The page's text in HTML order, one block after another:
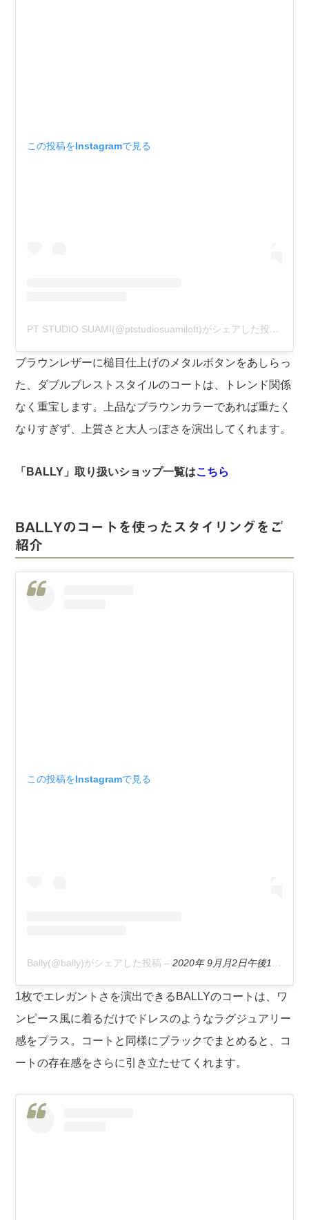
この投稿をInstagramで見る
PT STUDIO SUAMI(@ptstudiosuamiloft)がシェアした投稿
ブラウンレザーに槌目仕上げのメタルボタンをあしらっ
た、ダブルブレストスタイルのコートは、トレンド関係
なく重宝します。上品なブラウンカラーであれば重たく
なりすぎず、上質さと大人っぽさを演出してくれます。
「BALLY」取り扱いショップ一覧はこちら
BALLYのコートを使ったスタイリングをご
紹介
この投稿をInstagramで見る
Bally(@bally)がシェアした投稿 –2020年 9月月2日午後12時12分PDT
1枚でエレガントさを演出できるBALLYのコートは、ワ
ンピース風に着るだけでドレスのようなラグジュアリー
感をプラス。コートと同様にブラックでまとめると、コ
ートの存在感をさらに引き立たせてくれます。